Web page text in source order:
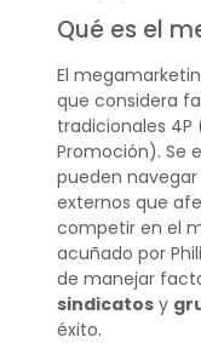
Qué es el
El
que considera
tradicionales 4P
Promoción). Se
pueden
externos que
competir en el
acuñado por
de manejar
sindicatosy
éxito.